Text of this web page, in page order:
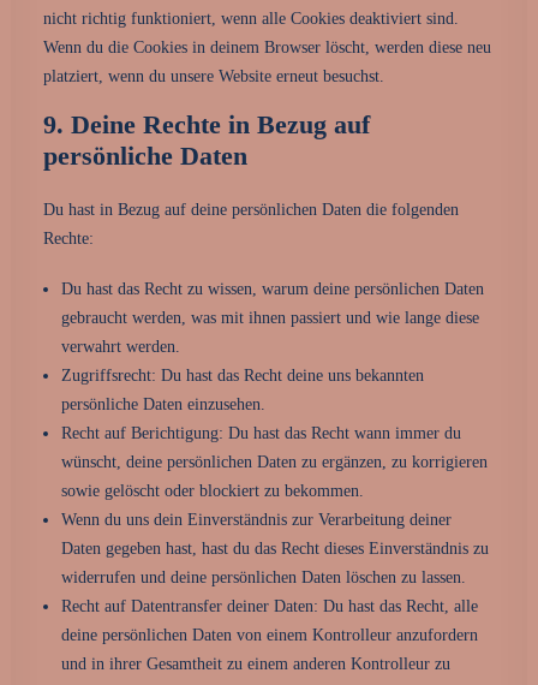
nicht richtig funktioniert, wenn alle Cookies deaktiviert sind.
Wenn du die Cookies in deinem Browser löscht, werden diese neu
platziert, wenn du unsere Website erneut besuchst.
9. Deine Rechte in Bezug auf
persönliche Daten
Du hast in Bezug auf deine persönlichen Daten die folgenden
Rechte:
Du hast das Recht zu wissen, warum deine persönlichen Daten
gebraucht werden, was mit ihnen passiert und wie lange diese
verwahrt werden.
Zugriffsrecht: Du hast das Recht deine uns bekannten
persönliche Daten einzusehen.
Recht auf Berichtigung: Du hast das Recht wann immer du
wünscht, deine persönlichen Daten zu ergänzen, zu korrigieren
sowie gelöscht oder blockiert zu bekommen.
Wenn du uns dein Einverständnis zur Verarbeitung deiner
Daten gegeben hast, hast du das Recht dieses Einverständnis zu
widerrufen und deine persönlichen Daten löschen zu lassen.
Recht auf Datentransfer deiner Daten: Du hast das Recht, alle
deine persönlichen Daten von einem Kontrolleur anzufordern
und in ihrer Gesamtheit zu einem anderen Kontrolleur zu